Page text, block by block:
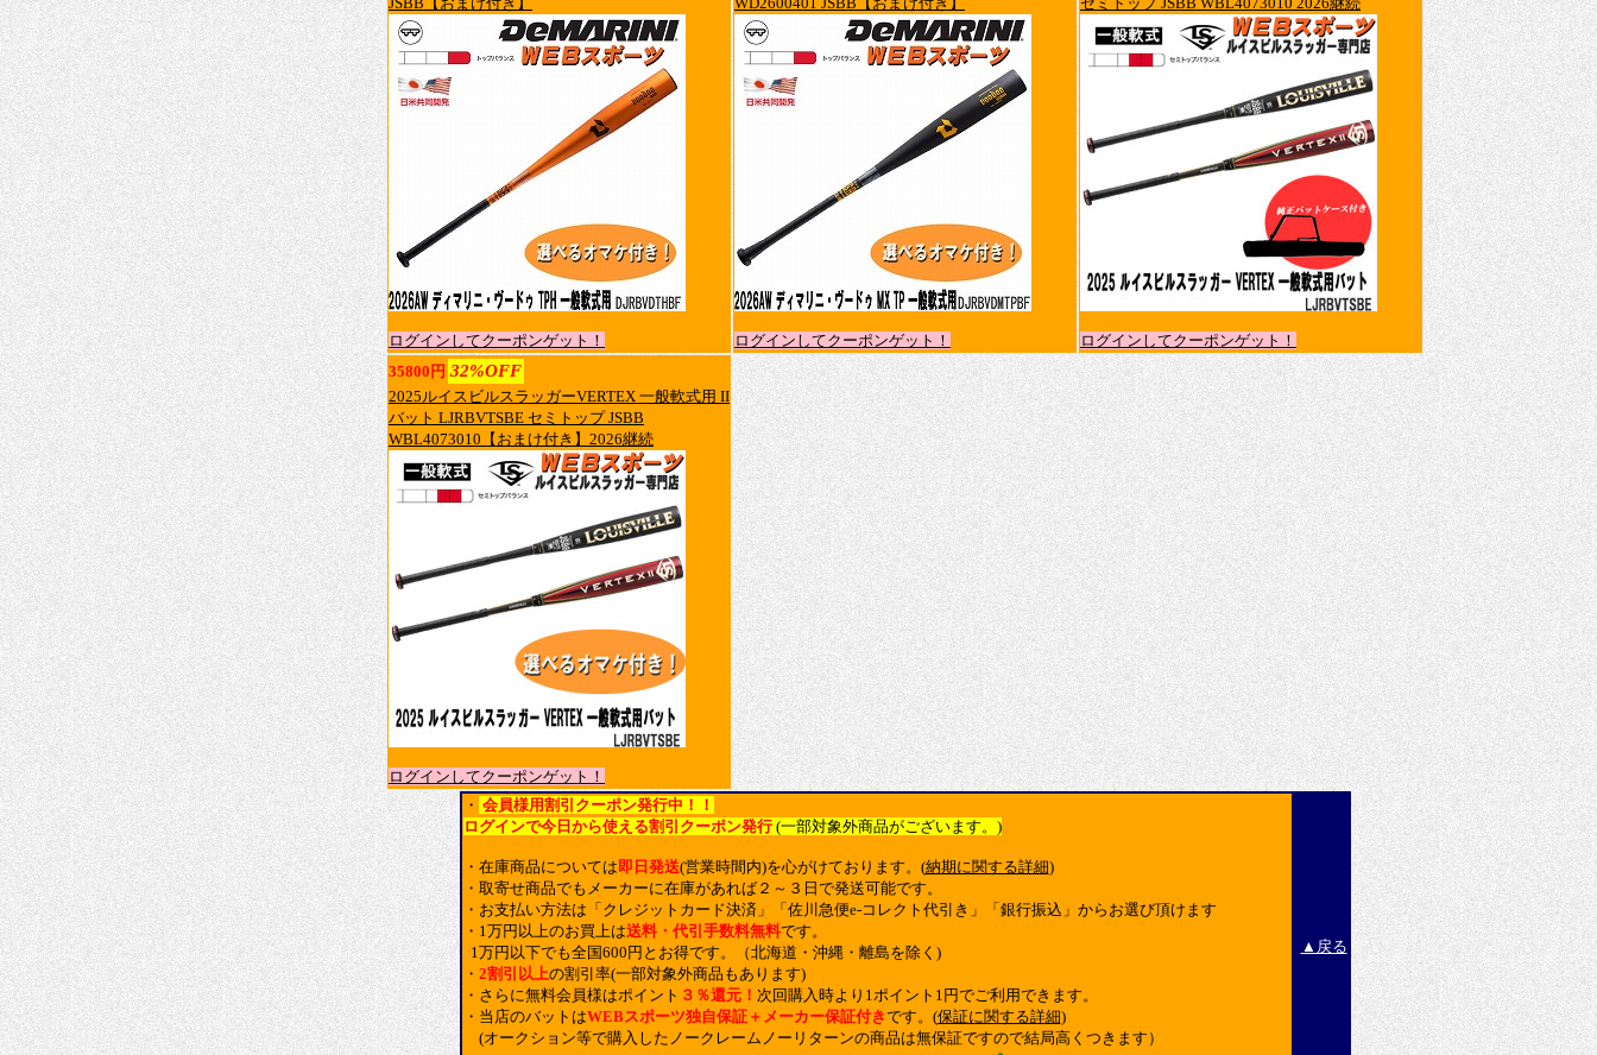
ログインしてクーポンゲット！ ログインしてクーポンゲット！
ログインしてクーポンゲット！
35800円 32%OFF
2025ルイスビルスラッガーVERTEX 一般軟式用 II
バット LJRBVTSBE セミトップ JSBB
WBL4073010【おまけ付き】2026継続
ログインしてクーポンゲット！
・ 会員様用割引クーポン発行中！！
ログインで今日から使える割引クーポン発行(一部対象外商品がございます。)
・在庫商品については即日発送(営業時間内)を心がけております。(納期に関する詳細)
・取寄せ商品でもメーカーに在庫があれば２～３日で発送可能です。
・お支払い方法は「クレジットカード決済」「佐川急便e-コレクト代引き」「銀行振込」からお選び頂けます
・1万円以上のお買上は送料・代引手数料無料です。
1万円以下でも全国600円とお得です。（北海道・沖縄・離島を除く)
・ 2割引以上の割引率(一部対象外商品もあります)
・さらに無料会員様はポイント ３％還元！ 次回購入時より1ポイント1円でご利用できます。
・当店のバットはWEBスポーツ独自保証＋メーカー保証付きです。(保証に関する詳細)
(オークション等で購入したノークレームノーリターンの商品は無保証ですので結局高くつきます）
▲戻る